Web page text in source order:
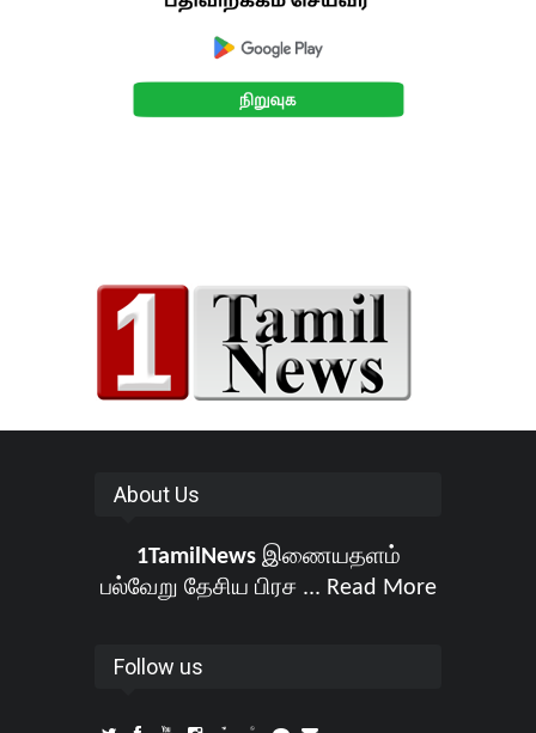
About Us
1TamilNewsஇணையதளம்
பல்வேறு தேசிய பிரச ... Read More
Follow us